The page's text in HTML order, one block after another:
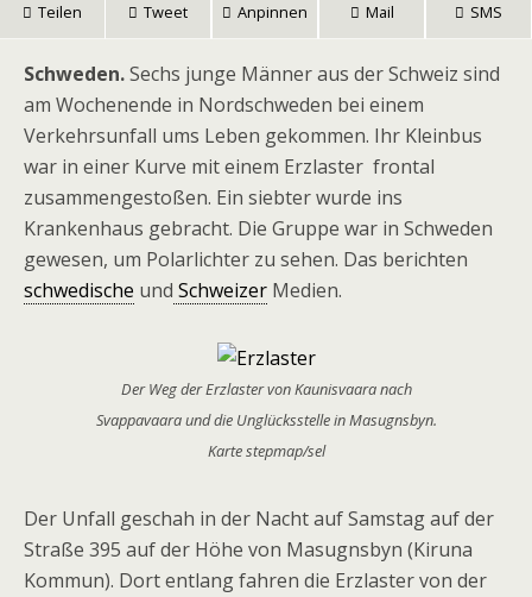
Teilen Tweet Anpinnen Mail SMS
Schweden.Sechs junge Männer aus der Schweiz sind
am Wochenende in Nordschweden bei einem
Verkehrsunfall ums Leben gekommen. Ihr Kleinbus
war in einer Kurve mit einem Erzlaster frontal
zusammengestoßen. Ein siebter wurde ins
Krankenhaus gebracht. Die Gruppe war in Schweden
gewesen, um Polarlichter zu sehen. Das berichten
schwedische und Schweizer Medien.
Der Weg der Erzlaster von Kaunisvaara nach
Svappavaara und die Unglücksstelle in Masugnsbyn.
Karte stepmap/sel
Der Unfall geschah in der Nacht auf Samstag auf der
Straße 395 auf der Höhe von Masugnsbyn (Kiruna
Kommun). Dort entlang fahren die Erzlaster von der